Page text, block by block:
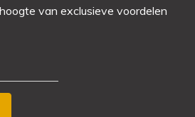
van exclusieve voordelen